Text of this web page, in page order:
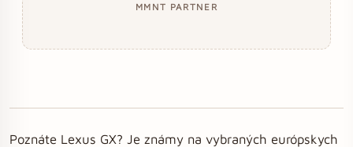
MMNT PARTNER
Poznáte Lexus GX? Je známy na vybraných európskych